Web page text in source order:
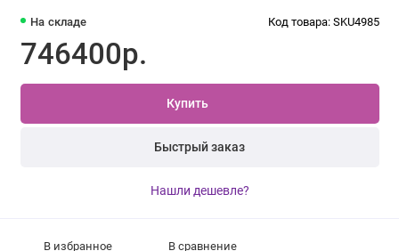
На складе Код товара: SKU4985
746400р.
Купить
Быстрый заказ
Нашли дешевле?
В избранное В сравнение